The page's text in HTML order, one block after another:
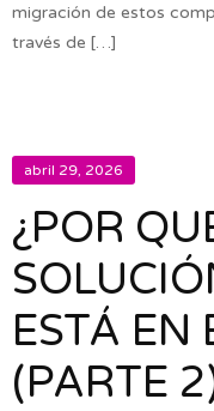
migración de estos
través de […]
abril 29, 2026
¿POR
ESTÁ EN
(PARTE